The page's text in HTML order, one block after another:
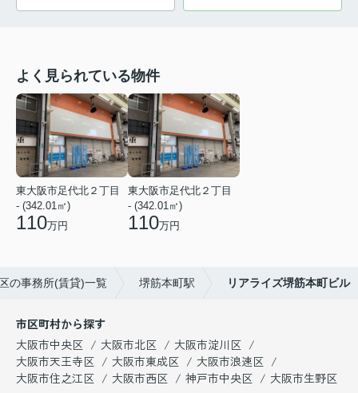
よく見られている物件
東大阪市足代北２丁目
- (342.01㎡)
110万円
東大阪市足代北２丁目
- (342.01㎡)
110万円
の事務所(賃貸)一覧 堺筋本町駅 リアライズ堺筋本町ビル
市区町村から探す
大阪市中央区
大阪市北区
大阪市淀川区
大阪市天王寺区
大阪市東成区
大阪市浪速区
大阪市住之江区
大阪市西区 神戸市中央区
大阪市生野区